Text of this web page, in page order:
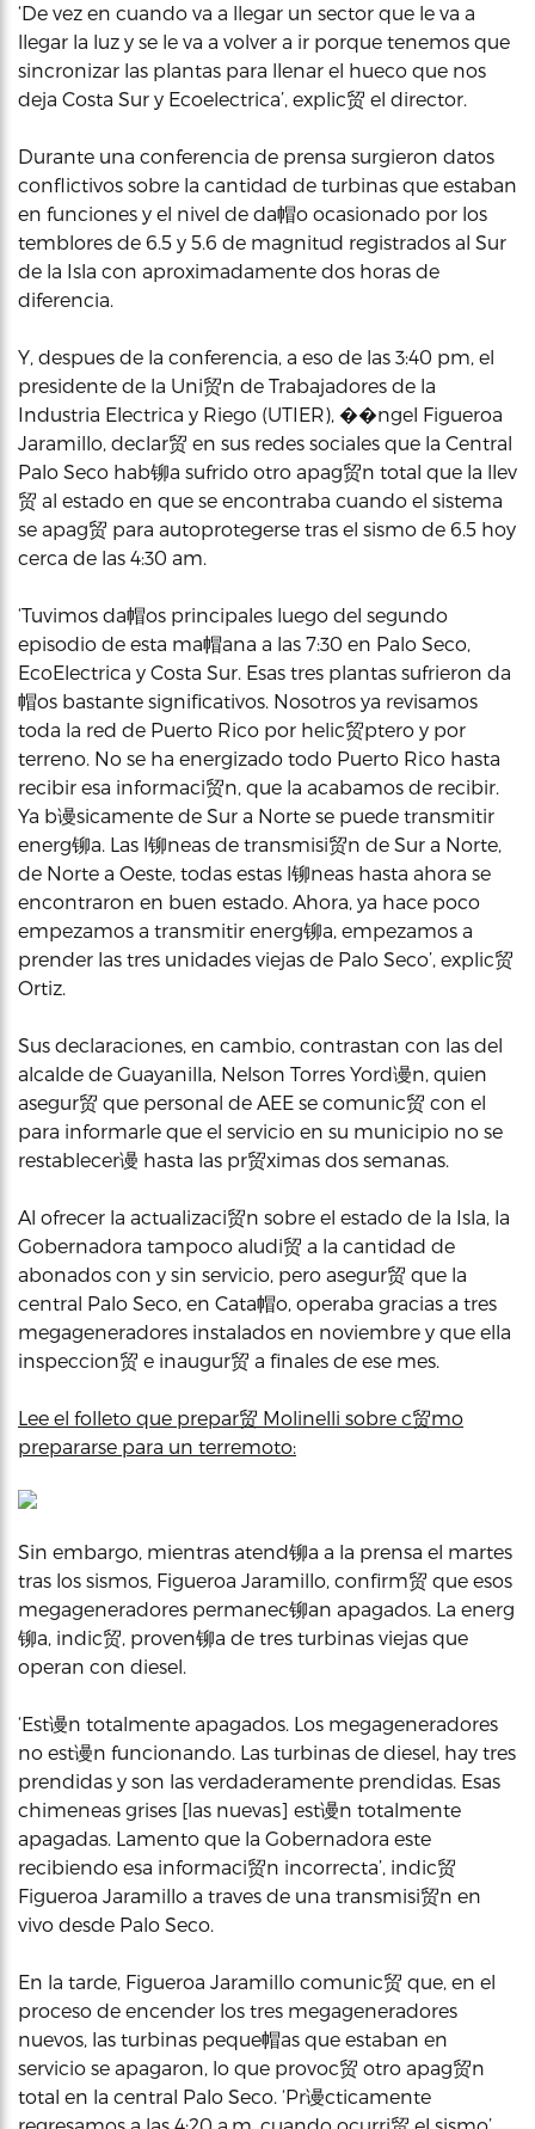
‘De vez en cuando va a llegar un sector que le va a
llegar la luz y se le va a volver a ir porque tenemos que
sincronizar las plantas para llenar el hueco que nos
deja Costa Sur y Ecoelectrica’, explic贸 el director.
Durante una conferencia de prensa surgieron datos
conflictivos sobre la cantidad de turbinas que estaban
en funciones y el nivel de da帽o ocasionado por los
temblores de 6.5 y 5.6 de magnitud registrados al Sur
de la Isla con aproximadamente dos horas de
diferencia.
Y, despues de la conferencia, a eso de las 3:40 pm, el
presidente de la Uni贸n de Trabajadores de la
Industria Electrica y Riego (UTIER), ��ngel Figueroa
Jaramillo, declar贸 en sus redes sociales que la Central
Palo Seco hab铆a sufrido otro apag贸n total que la llev
贸 al estado en que se encontraba cuando el sistema
se apag贸 para autoprotegerse tras el sismo de 6.5 hoy
cerca de las 4:30 am.
‘Tuvimos da帽os principales luego del segundo
episodio de esta ma帽ana a las 7:30 en Palo Seco,
EcoElectrica y Costa Sur. Esas tres plantas sufrieron da
帽os bastante significativos. Nosotros ya revisamos
toda la red de Puerto Rico por helic贸ptero y por
terreno. No se ha energizado todo Puerto Rico hasta
recibir esa informaci贸n, que la acabamos de recibir.
Ya b谩sicamente de Sur a Norte se puede transmitir
energ铆a. Las l铆neas de transmisi贸n de Sur a Norte,
de Norte a Oeste, todas estas l铆neas hasta ahora se
encontraron en buen estado. Ahora, ya hace poco
empezamos a transmitir energ铆a, empezamos a
prender las tres unidades viejas de Palo Seco’, explic贸
Ortiz.
Sus declaraciones, en cambio, contrastan con las del
alcalde de Guayanilla, Nelson Torres Yord谩n, quien
asegur贸 que personal de AEE se comunic贸 con el
para informarle que el servicio en su municipio no se
restablecer谩 hasta las pr贸ximas dos semanas.
Al ofrecer la actualizaci贸n sobre el estado de la Isla, la
Gobernadora tampoco aludi贸 a la cantidad de
abonados con y sin servicio, pero asegur贸 que la
central Palo Seco, en Cata帽o, operaba gracias a tres
megageneradores instalados en noviembre y que ella
inspeccion贸 e inaugur贸 a finales de ese mes.
Lee el folleto que prepar贸 Molinelli sobre c贸mo
prepararse para un terremoto:
Sin embargo, mientras atend铆a a la prensa el martes
tras los sismos, Figueroa Jaramillo, confirm贸 que esos
megageneradores permanec铆an apagados. La energ
铆a, indic贸, proven铆a de tres turbinas viejas que
operan con diesel.
‘Est谩n totalmente apagados. Los megageneradores
no est谩n funcionando. Las turbinas de diesel, hay tres
prendidas y son las verdaderamente prendidas. Esas
chimeneas grises [las nuevas] est谩n totalmente
apagadas. Lamento que la Gobernadora este
recibiendo esa informaci贸n incorrecta’, indic贸
Figueroa Jaramillo a traves de una transmisi贸n en
vivo desde Palo Seco.
En la tarde, Figueroa Jaramillo comunic贸 que, en el
proceso de encender los tres megageneradores
nuevos, las turbinas peque帽as que estaban en
servicio se apagaron, lo que provoc贸 otro apag贸n
total en la central Palo Seco. ‘Pr谩cticamente